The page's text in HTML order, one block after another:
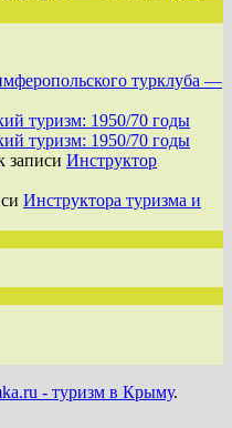
турклуба —
туризм: 1950/70 годы
туризм: 1950/70 годы
записи Инструктор
Инструктора туризма и
- туризм в Крыму.